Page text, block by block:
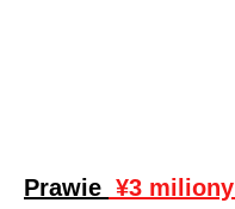
Prawie ¥3 miliony